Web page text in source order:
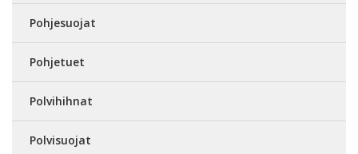
Pohjesuojat
Pohjetuet
Polvihihnat
Polvisuojat